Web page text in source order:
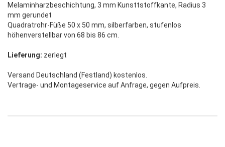
Melaminharzbeschichtung, 3 mm Kunsttstoffkante, Radius 3
mm gerundet
Quadratrohr-Füße 50 x 50 mm, silberfarben, stufenlos
höhenverstellbar von 68 bis 86 cm.
Lieferung: zerlegt
Versand Deutschland (Festland) kostenlos.
Vertrage- und Montageservice auf Anfrage, gegen Aufpreis.